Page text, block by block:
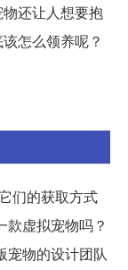
还让人想要抱
怎么领养呢？
们的获取方式
款虚拟宠物吗？
宠物的设计团队